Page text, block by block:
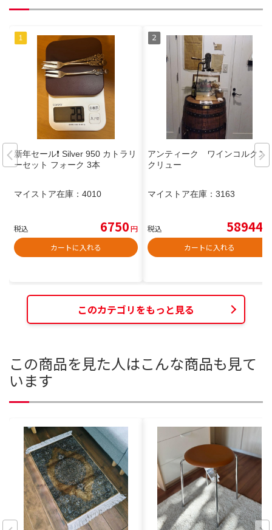
新年セール❗️ Silver 950 カトラリ
ーセット フォーク 3本
マイストア在庫： 4010
税込 6750円
カートに入れる
アンティーク ワインコルクス
クリュー
マイストア在庫： 3163
税込 58944
カートに入れる
このカテゴリをもっと見る
この商品を見た人はこんな商品も見て
います